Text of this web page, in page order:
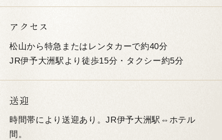
アクセス
松山から特急またはレンタカーで約40分
JR伊予大洲駅より徒歩15分・タクシー約5分
送迎
時間帯により送迎あり。JR伊予大洲駅⇔ホテル
間。